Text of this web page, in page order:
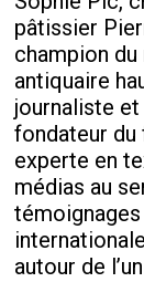
pâtissier
champion
antiquaire
journaliste
fondateur
experte en
médias au
autour de